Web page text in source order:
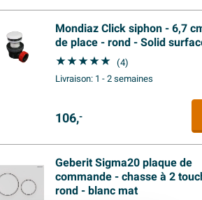
Mondiaz Click siphon - 6,7
de place - rond - Solid
(4)
Livraison: 1 - 2 semaines
106,-
Geberit Sigma20 plaque de
commande - chasse à 2
rond - blanc mat